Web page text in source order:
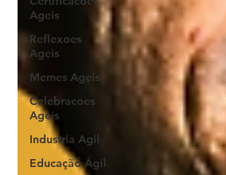
Ageis
Reflexoes
Ageis
Memes Ageis
Celebracoes
Ageis
Industria Agil
Educação Ágil